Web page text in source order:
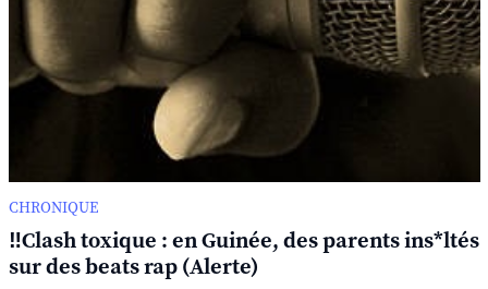
CHRONIQUE
‼️Clash toxique : en Guinée, des parents ins*ltés
sur des beats rap (Alerte)